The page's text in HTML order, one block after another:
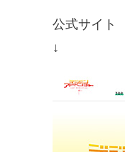
公式サイト
↓